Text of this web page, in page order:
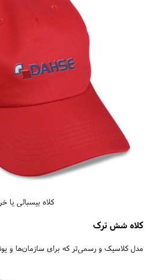
کلاه بیسبالی یا
کلاه شش ترک
مدل کلاسیک و رسمی‌تر که برای سازمان‌ها و